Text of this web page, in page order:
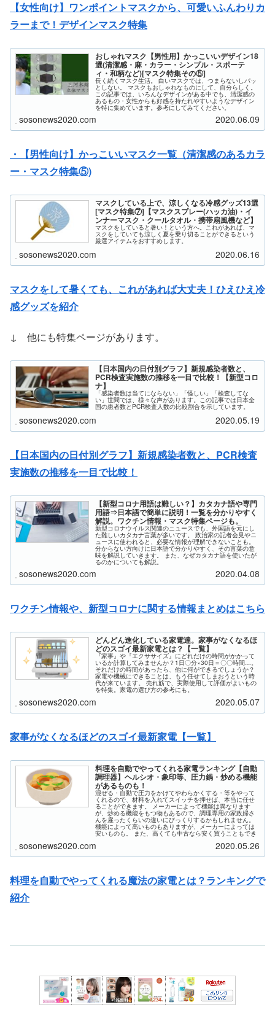
【女性向け】ワンポイントマスクから、可愛いふんわりカ
ラーまで！デザインマスク特集
おしゃれマスク【男性用】かっこいいデザイン18
選(清潔感・麻・カラー・シンプル・スポーテ
ィ・和柄など)[マスク特集その⑤]
長く続くマスク生活。 白いマスクでは、つまらないしパッ
としない。 マスクもおしゃれなものにして、自分らしく。
この記事では、いろんなデザインがある中でも、清潔感の
あるもの・女性からも好感を持たれやすいようなデザイン
を特に集めています。参考にしてみてください。
sosonews2020.com 2020.06.09
・【男性向け】かっこいいマスク一覧（清潔感のあるカラ
ー・マスク特集⑤)
マスクしている上で、涼しくなる冷感グッズ13選
[マスク特集⑦]【マスクスプレー(ハッカ油)・イ
ンナーマスク・クールタオル・携帯扇風機など】
マスクをしていると暑い！という方へ。これがあれば、マ
スクをしていても涼しく夏を乗り切ることができるという
厳選アイテムをおすすめします。
sosonews2020.com 2020.06.16
マスクをして暑くても、これがあれば大丈夫！ひえひえ冷
感グッズを紹介
↓ 他にも特集ページがあります。
【日本国内の日付別グラフ】新規感染者数と、
PCR検査実施数の推移を一目で比較！【新型コロ
ナ】
「感染者数は当てにならない」「怪しい」「検査してな
い」世間では、様々な声があります。この記事では日本全
国の患者数とPCR検査人数の比較割合を示しています。
sosonews2020.com 2020.05.19
【日本国内の日付別グラフ】新規感染者数と、PCR検査
実施数の推移を一目で比較！
【新型コロナ用語は難しい？】カタカナ語や専門
用語⇒日本語で簡単に説明！一覧を分かりやすく
解説。ワクチン情報・マスク特集ページも。
新型コロナウイルス関連のニュースでも、外国語を元にし
た難しいカタカナ言葉が多いです。 政治家の記者会見やニ
ュースに使われると、必要な情報が理解できないことも。
分からない方向けに日本語で分かりやすく、その言葉の意
味を解説していきます。 また、なぜカタカナ語を使いたが
るのかについても解説。
sosonews2020.com 2020.04.08
ワクチン情報や、新型コロナに関する情報まとめはこちら
どんどん進化している家電達。家事がなくなるほ
どのスゴイ最新家電とは？【一覧】
『家事』や『エクササイズ』にどれだけの時間がかかって
いるか計算してみませんか？1日〇分×30日＝〇〇時間…。
それだけの時間があったら、他に何ができるでしょうか？
家電や機械にできることは、もう任せてしまおうという時
代が来ています。 売れ筋で、実際使用して評価がよいもの
を特集。家電の選び方の参考にも。
sosonews2020.com 2020.05.07
家事がなくなるほどのスゴイ最新家電【一覧】
料理を自動でやってくれる家電ランキング【自動
調理器】ヘルシオ・象印等、圧力鍋・炒める機能
があるものも！
混ぜる・自動で圧力をかけてやわらかくする・等をやって
くれるので、材料を入れてスイッチを押せば、本当に任せ
ることができます。 メーカーによって機能は異なります
が、炒める機能をもつ物もあるので、調理専用の家政婦さ
んを雇ったくらいの違いにびっくりするかもしれません。
機能によって高いものもありますが、メーカーによっては
安いものも。 また、高くても中古なら安く買うこともでき
ます。キレイに掃除されていれば衛生的に問題ないので、
一つの選択肢ですね。
sosonews2020.com 2020.05.26
料理を自動でやってくれる魔法の家電とは？ランキングで
紹介